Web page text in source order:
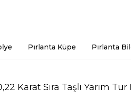
Pırlanta Küpe Pırlanta
Karat Sıra Taşlı Yarım Tur